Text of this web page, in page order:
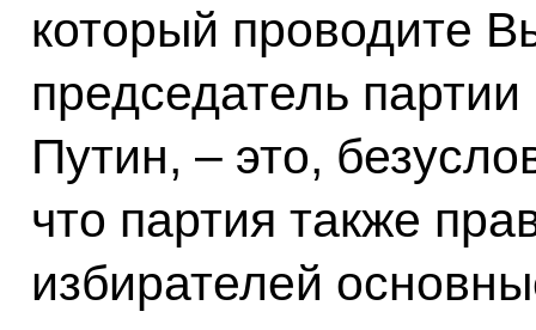
который проводите
председатель
Путин, – это,
что партия также
избирателей